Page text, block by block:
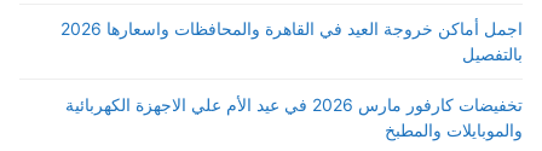
اجمل أماكن خروجة العيد في القاهرة والمحافظات واسعارها 2026
بالتفصيل
تخفيضات كارفور مارس 2026 في عيد الأم علي الاجهزة الكهربائية
والموبايلات والمطبخ